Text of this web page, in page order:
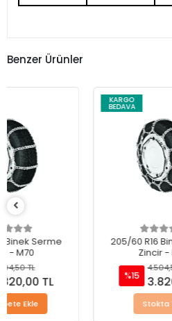
Benzer Ürünler
205/60 R16 Binek Serme
%15 3.820,00 TL